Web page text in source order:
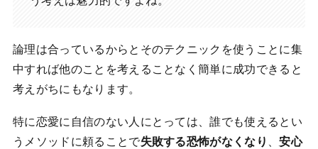
論理は合っているからとそのテクニックを使うことに集
中すれば他のことを考えることなく簡単に成功できると
考えがちにもなります。
特に恋愛に自信のない人にとっては、誰でも使えるとい
うメソッドに頼ることで失敗する恐怖がなくなり 、安心